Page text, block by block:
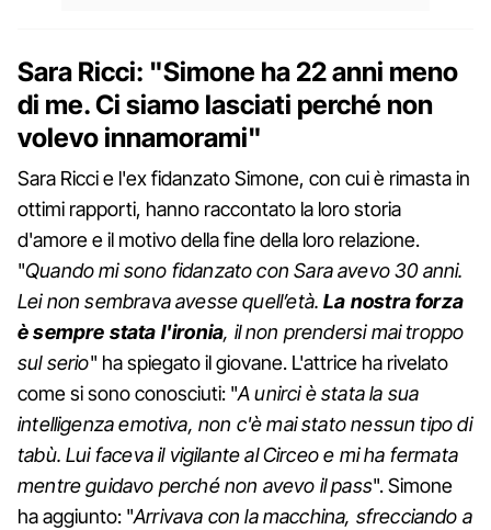
Sara Ricci: "Simone ha 22 anni meno
di me. Ci siamo lasciati perché non
volevo innamorami"
Sara Ricci e l'ex fidanzato Simone, con cui è rimasta in
ottimi rapporti, hanno raccontato la loro storia
d'amore e il motivo della fine della loro relazione.
"Quando mi sono fidanzato con Sara avevo 30 anni.
Lei non sembrava avesse quell’età. La nostra forza
è sempre stata l'ironia, il non prendersi mai troppo
sul serio" ha spiegato il giovane. L'attrice ha rivelato
come si sono conosciuti: "A unirci è stata la sua
intelligenza emotiva, non c'è mai stato nessun tipo di
tabù. Lui faceva il vigilante al Circeo e mi ha fermata
mentre guidavo perché non avevo il pass". Simone
ha aggiunto: "Arrivava con la macchina, sfrecciando a